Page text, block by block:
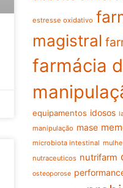
estresse oxidativo
magistral
farmácia
equipamentos idosos
manipulação mase
microbiota intestinal
nutraceuticos nutrifarm
osteoporose